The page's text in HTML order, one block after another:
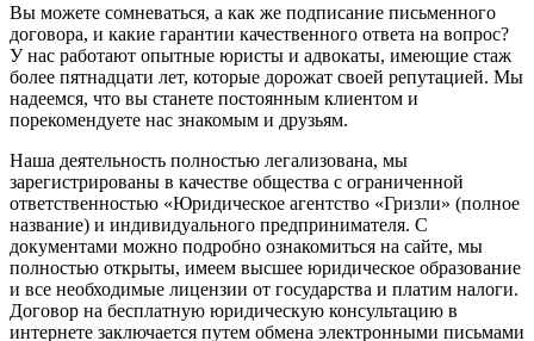
Вы можете сомневаться, а как же подписание письменного
договора, и какие гарантии качественного ответа на вопрос?
У нас работают опытные юристы и адвокаты, имеющие стаж
более пятнадцати лет, которые дорожат своей репутацией. Мы
надеемся, что вы станете постоянным клиентом и
порекомендуете нас знакомым и друзьям.
Наша деятельность полностью легализована, мы
зарегистрированы в качестве общества с ограниченной
ответственностью «Юридическое агентство «Гризли» (полное
название) и индивидуального предпринимателя. С
документами можно подробно ознакомиться на сайте, мы
полностью открыты, имеем высшее юридическое образование
и все необходимые лицензии от государства и платим налоги.
Договор на бесплатную юридическую консультацию в
интернете заключается путем обмена электронными письмами